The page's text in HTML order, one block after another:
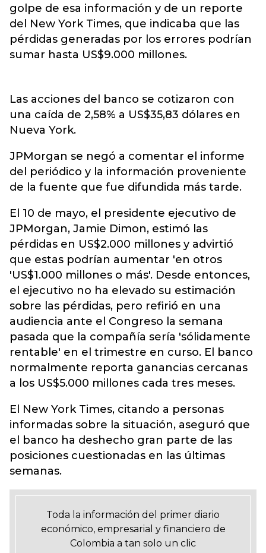
golpe de esa información y de un reporte
del New York Times, que indicaba que las
pérdidas generadas por los errores podrían
sumar hasta US$9.000 millones.
Las acciones del banco se cotizaron con
una caída de 2,58% a US$35,83 dólares en
Nueva York.
JPMorgan se negó a comentar el informe
del periódico y la información proveniente
de la fuente que fue difundida más tarde.
El 10 de mayo, el presidente ejecutivo de
JPMorgan, Jamie Dimon, estimó las
pérdidas en US$2.000 millones y advirtió
que estas podrían aumentar 'en otros
'US$1.000 millones o más'. Desde entonces,
el ejecutivo no ha elevado su estimación
sobre las pérdidas, pero refirió en una
audiencia ante el Congreso la semana
pasada que la compañía sería 'sólidamente
rentable' en el trimestre en curso. El banco
normalmente reporta ganancias cercanas
a los US$5.000 millones cada tres meses.
El New York Times, citando a personas
informadas sobre la situación, aseguró que
el banco ha deshecho gran parte de las
posiciones cuestionadas en las últimas
semanas.
Toda la información del primer diario
económico, empresarial y financiero de
Colombia a tan solo un clic